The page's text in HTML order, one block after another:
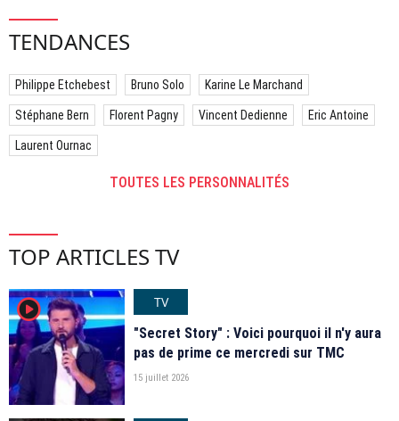
TENDANCES
Philippe Etchebest Bruno Solo Karine Le Marchand
Stéphane Bern Florent Pagny Vincent Dedienne Eric Antoine
Laurent Ournac
TOUTES LES PERSONNALITÉS
TOP ARTICLES TV
player2
TV
"Secret Story" : Voici pourquoi il n'y aura
pas de prime ce mercredi sur TMC
15 juillet 2026